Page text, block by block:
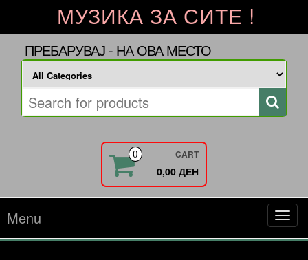
МУЗИКА ЗА СИТЕ !
ПРЕБАРУВАЈ - НА ОВА МЕСТО
0 CART
0,00 ДЕН
Menu